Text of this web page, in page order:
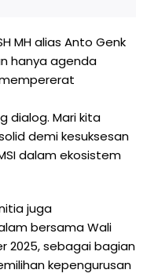
MH alias Anto Genk
hanya agenda
dialog. Mari kita
demi kesuksesan
dalam ekosistem
juga
bersama Wali
2025, sebagai bagian
kepengurusan